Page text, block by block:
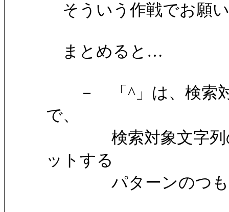
そういう作戦でお願
まとめると…
－ 「^」は、検索対
で、
検索対象文字列の
ットする
パターンのつもり